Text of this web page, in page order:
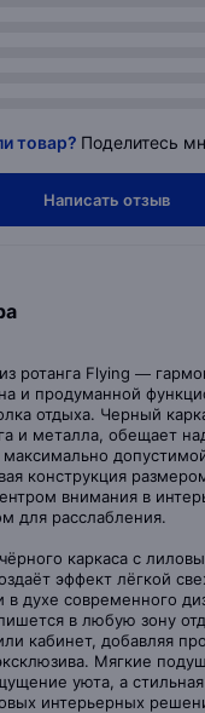
товар? Поделитесь
Написать отзыв
ротанга Flying —
и продуманной
отдыха. Черный
и металла, обещает
конструкция
внимания в
для расслабления.
каркаса с
эффект лёгкой
в духе современного
в любую зону
кабинет, добавляя
Мягкие
уюта, а
интерьерных